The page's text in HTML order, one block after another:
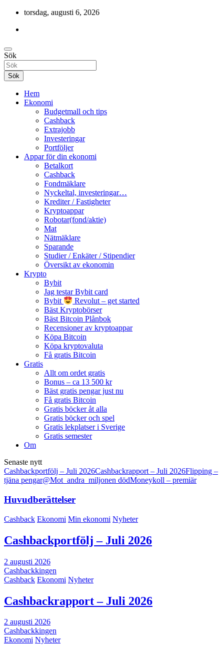
Hoppa
innehåll
torsdag, augusti 6, 2026
Gratis-pengar
Cashback, ekonomi, 10 000 kr i bonusar och mycket mer.
Sök
Sök
Hem
Ekonomi
Budgetmall och tips
Cashback
Extrajobb
Investeringar
Portföljer
Appar för din ekonomi
Betalkort
Cashback
Fondmäklare
Nyckeltal, investeringar…
Krediter / Fastigheter
Kryptoappar
Robotar(fond/aktie)
Mat
Nätmäklare
Sparande
Studier / Enkäter / Stipendier
Översikt av ekonomin
Krypto
Bybit
Jag testar Bybit card
Bybit
Revolut – get started
Bäst Kryptobörser
Bäst Bitcoin Plånbok
Recensioner av kryptoappar
Köpa Bitcoin
Köpa kryptovaluta
Få gratis Bitcoin
Gratis
Allt om ordet gratis
Bonus – ca 13 500 kr
Bäst gratis pengar just nu
Få gratis Bitcoin
Gratis böcker åt alla
Gratis böcker och spel
Gratis lekplatser i Sverige
Gratis semester
Om
Senaste nytt
Cashbackportfölj – Juli 2026Cashbackrapport – Juli 2026Flipping –
tjäna pengar@Mot_andra_miljonen dödMoneykoll – premiär
Huvudberättelser
Cashback Ekonomi Min ekonomi Nyheter
Cashbackportfölj – Juli 2026
2 augusti 2026
Cashbackkingen
Cashback Ekonomi Nyheter
Cashbackrapport – Juli 2026
2 augusti 2026
Cashbackkingen
Ekonomi Nyheter